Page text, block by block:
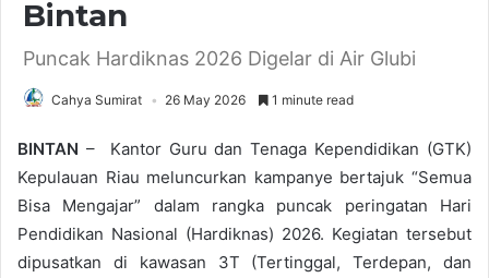
Bintan
Puncak Hardiknas 2026 Digelar di Air Glubi
Cahya Sumirat 26 May 2026 1 minute read
BINTAN – Kantor Guru dan Tenaga Kependidikan (GTK)
Kepulauan Riau meluncurkan kampanye bertajuk “Semua
Bisa Mengajar” dalam rangka puncak peringatan Hari
Pendidikan Nasional (Hardiknas) 2026. Kegiatan tersebut
dipusatkan di kawasan 3T (Tertinggal, Terdepan, dan